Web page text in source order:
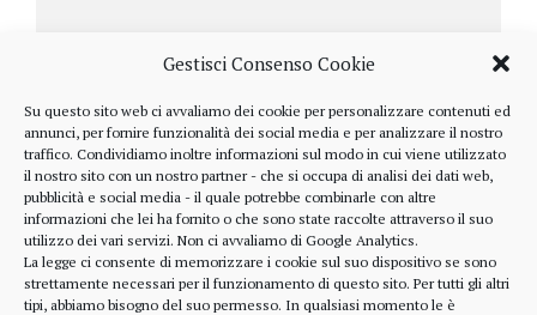
Gestisci Consenso Cookie
Su questo sito web ci avvaliamo dei cookie per personalizzare contenuti ed
annunci, per fornire funzionalità dei social media e per analizzare il nostro
traffico. Condividiamo inoltre informazioni sul modo in cui viene utilizzato
il nostro sito con un nostro partner - che si occupa di analisi dei dati web,
pubblicità e social media - il quale potrebbe combinarle con altre
informazioni che lei ha fornito o che sono state raccolte attraverso il suo
utilizzo dei vari servizi. Non ci avvaliamo di Google Analytics.
La legge ci consente di memorizzare i cookie sul suo dispositivo se sono
strettamente necessari per il funzionamento di questo sito. Per tutti gli altri
tipi, abbiamo bisogno del suo permesso. In qualsiasi momento le è
una lettera annuale che Fink ha inviato agli
investitori, nella quale fa il punto sulla situazione
geopolitica ed economica globale, accompagnata da
alcune considerazioni sui profitti generati dalle
scelte finanziarie operate dal fondo BlackRock.
Occorre leggere molto attentamente il testo della
lettera
(https://www.blackrock.com/corporate/investor-
relations/larry-fink-chairmans-letter). Fink afferma
chiaramente che...